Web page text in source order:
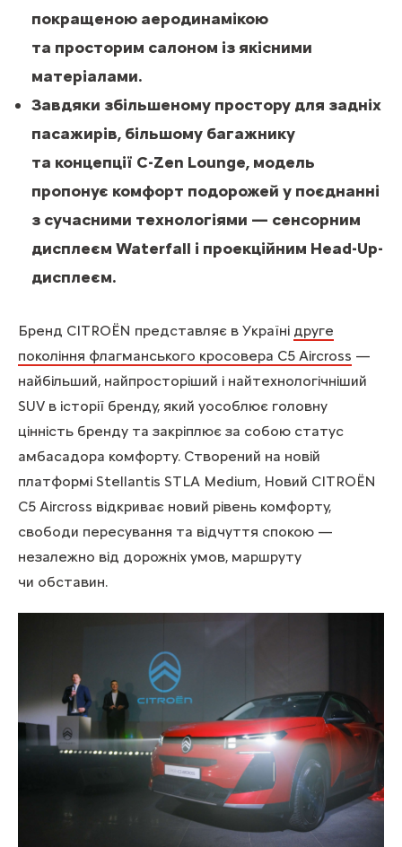
покращеною аеродинамікою
та просторим салоном із якісними
матеріалами.
Завдяки збільшеному простору для задніх
пасажирів, більшому багажнику
та концепції C-Zen Lounge, модель
пропонує комфорт подорожей у поєднанні
з сучасними технологіями — сенсорним
дисплеєм Waterfall і проекційним Head-Up-
дисплеєм.
Бренд CITROËN представляє в Україні друге
покоління флагманського кросовера C5 Aircross —
найбільший, найпросторіший і найтехнологічніший
SUV в історії бренду, який уособлює головну
цінність бренду та закріплює за собою статус
амбасадора комфорту. Створений на новій
платформі Stellantis STLA Medium, Новий CITROËN
C5 Aircross відкриває новий рівень комфорту,
свободи пересування та відчуття спокою —
незалежно від дорожніх умов, маршруту
чи обставин.